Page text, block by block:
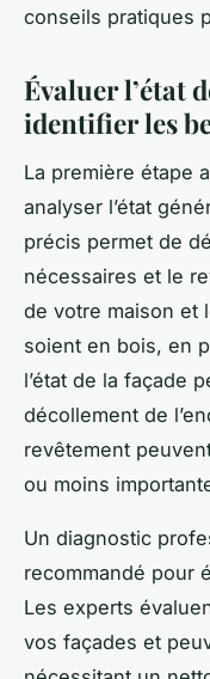
conseils pratiques
Évaluer l’état
identifier les
La première étape
analyser l’état
précis permet de
nécessaires et le
de votre maison et
soient en bois, en
l’état de la façade
décollement de
revêtement
ou moins
Un diagnostic
recommandé pour
Les experts
vos façades et